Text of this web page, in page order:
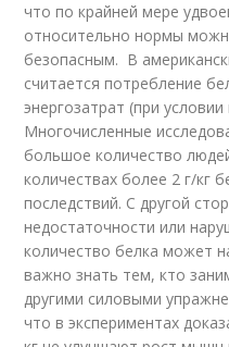
что по крайней мере
относительно нормы
безопасным. В
считается потребление
энергозатрат (при
Многочисленные
большое количество
количествах более 2 г/кг
последствий. С другой
недостаточности или
количество белка может
важно знать тем, кто
другими силовыми
что в экспериментах